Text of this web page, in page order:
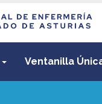
Ventanilla